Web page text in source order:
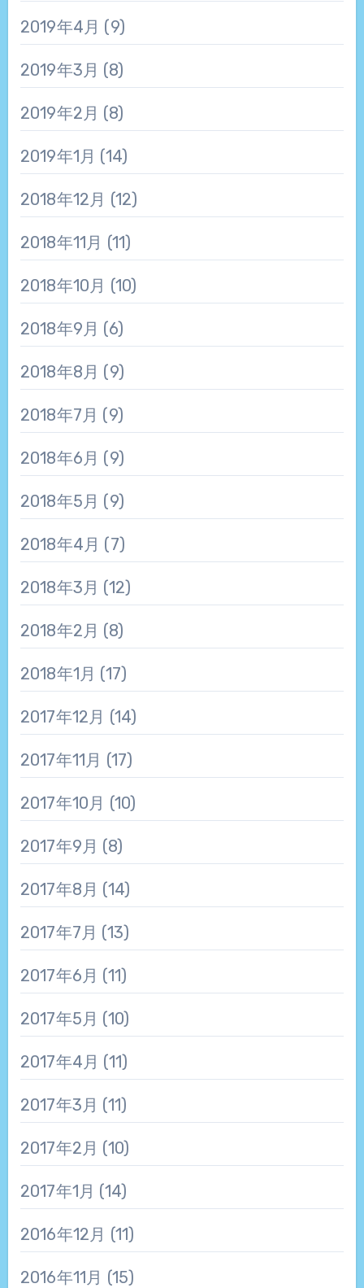
2019年4月 (9)
2019年3月 (8)
2019年2月 (8)
2019年1月 (14)
2018年12月 (12)
2018年11月 (11)
2018年10月 (10)
2018年9月 (6)
2018年8月 (9)
2018年7月 (9)
2018年6月 (9)
2018年5月 (9)
2018年4月 (7)
2018年3月 (12)
2018年2月 (8)
2018年1月 (17)
2017年12月 (14)
2017年11月 (17)
2017年10月 (10)
2017年9月 (8)
2017年8月 (14)
2017年7月 (13)
2017年6月 (11)
2017年5月 (10)
2017年4月 (11)
2017年3月 (11)
2017年2月 (10)
2017年1月 (14)
2016年12月 (11)
2016年11月 (15)